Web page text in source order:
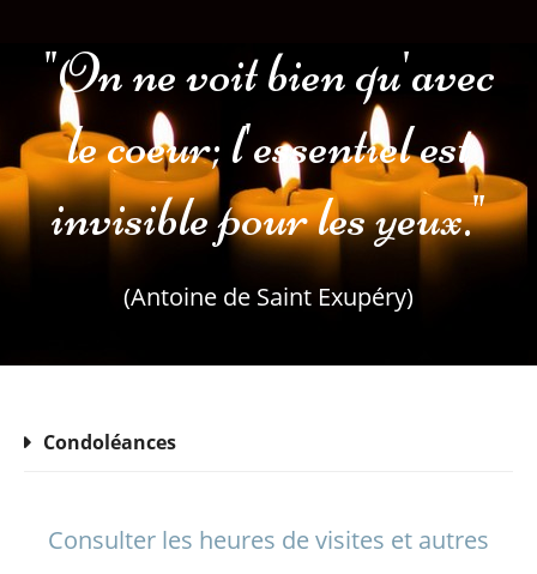
"On ne voit bien qu'avec
le coeur; l'essentiel est
invisible pour les yeux."
(Antoine de Saint Exupéry)
Condoléances
Consulter les heures de visites et autres